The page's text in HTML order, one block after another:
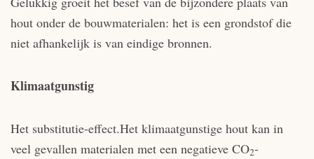
hout onder de bouwmaterialen: het is een grondstof die
niet afhankelijk is van eindige bronnen.
Klimaatgunstig
Het substitutie-effect.Het klimaatgunstige hout kan in
veel gevallen materialen met een negatieve CO2-